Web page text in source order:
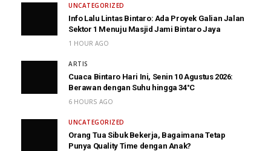
UNCATEGORIZED
Info Lalu Lintas Bintaro: Ada Proyek Galian Jalan
Sektor 1 Menuju Masjid Jami Bintaro Jaya
1 HOUR AGO
ARTIS
Cuaca Bintaro Hari Ini, Senin 10 Agustus 2026:
Berawan dengan Suhu hingga 34°C
6 HOURS AGO
UNCATEGORIZED
Orang Tua Sibuk Bekerja, Bagaimana Tetap
Punya Quality Time dengan Anak?